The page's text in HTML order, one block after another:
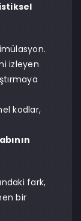
izleyen
kodlar,
fark,
bir